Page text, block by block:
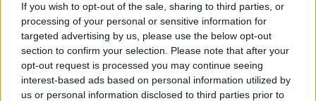
If you wish to opt-out of the sale, sharing to third parties, or
processing of your personal or sensitive information for
targeted advertising by us, please use the below opt-out
section to confirm your selection. Please note that after your
opt-out request is processed you may continue seeing
interest-based ads based on personal information utilized by
us or personal information disclosed to third parties prior to
Κατ'αρχήν ήταν μια μεγάλη καλλιτέχνιδα και
τραγουδούσε από μωρό. Δηλαδή, θυμάμαι τη
μαμά, τη συγχωρεμένη την πεθερά μου, η
Αγγελική δεν την πολυθυμάται, εγώ έβλεπα
μέσα στα μάτια της εκείνη», σημείωσε.